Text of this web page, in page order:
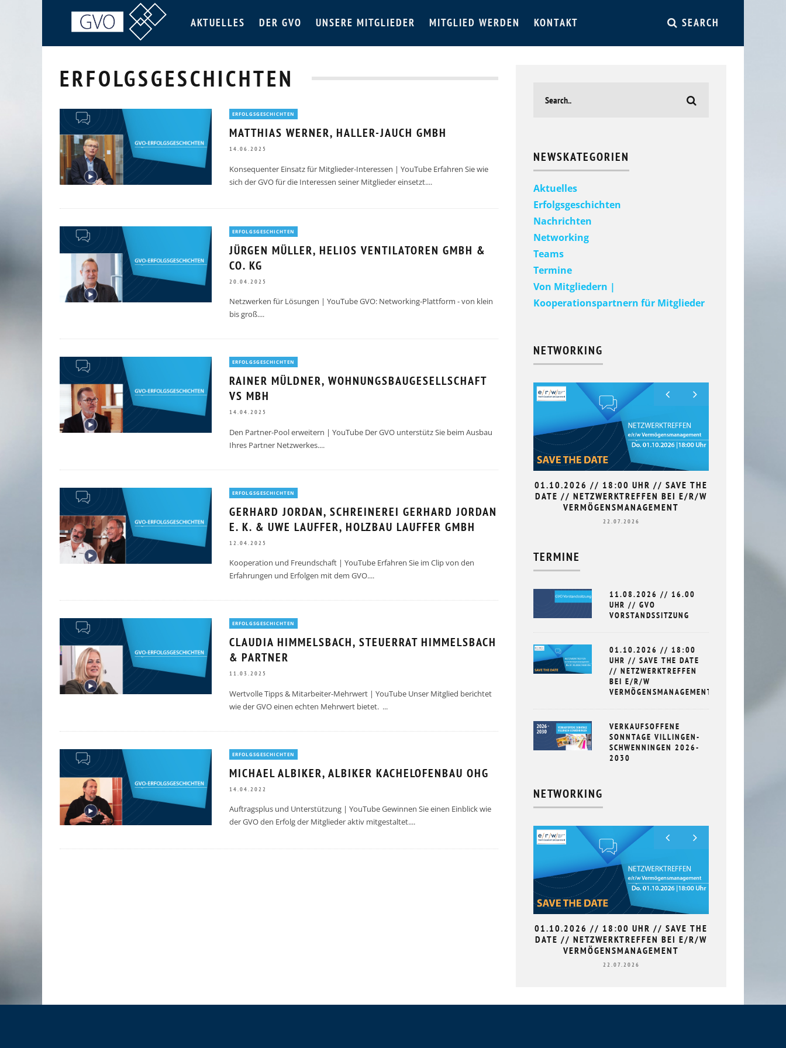
AKTUELLES DER GVO UNSERE MITGLIEDER MITGLIED WERDEN KONTAKT SEARCH
ERFOLGSGESCHICHTEN
ERFOLGSGESCHICHTEN
MATTHIAS WERNER, HALLER-JAUCH GMBH
14.06.2025
Konsequenter Einsatz für Mitglieder-Interessen | YouTube Erfahren Sie wie
sich der GVO für die Interessen seiner Mitglieder einsetzt....
ERFOLGSGESCHICHTEN
JÜRGEN MÜLLER, HELIOS VENTILATOREN GMBH &
CO. KG
20.04.2025
Netzwerken für Lösungen | YouTube GVO: Networking-Plattform - von klein
bis groß....
ERFOLGSGESCHICHTEN
RAINER MÜLDNER, WOHNUNGSBAUGESELLSCHAFT
VS MBH
14.04.2025
Den Partner-Pool erweitern | YouTube Der GVO unterstütz Sie beim Ausbau
Ihres Partner Netzwerkes....
ERFOLGSGESCHICHTEN
GERHARD JORDAN, SCHREINEREI GERHARD JORDAN
E. K. & UWE LAUFFER, HOLZBAU LAUFFER GMBH
12.04.2025
Kooperation und Freundschaft | YouTube Erfahren Sie im Clip von den
Erfahrungen und Erfolgen mit dem GVO....
ERFOLGSGESCHICHTEN
CLAUDIA HIMMELSBACH, STEUERRAT HIMMELSBACH
& PARTNER
11.03.2025
Wertvolle Tipps & Mitarbeiter-Mehrwert | YouTube Unser Mitglied berichtet
wie der GVO einen echten Mehrwert bietet. ...
ERFOLGSGESCHICHTEN
MICHAEL ALBIKER, ALBIKER KACHELOFENBAU OHG
14.04.2022
Auftragsplus und Unterstützung | YouTube Gewinnen Sie einen Einblick wie
der GVO den Erfolg der Mitglieder aktiv mitgestaltet....
NEWSKATEGORIEN
Aktuelles
Erfolgsgeschichten
Nachrichten
Networking
Teams
Termine
Von Mitgliedern |
Kooperationspartnern für Mitglieder
NETWORKING
AOK // 05.03.2026
10.03.2026 20.11.2025
01.10.2026 // 18:00 UHR // SAVE THE
DATE // NETZWERKTREFFEN BEI E/R/W
VERMÖGENSMANAGEMENT
22.07.2026
TERMINE
11.08.2026 // 16.00
UHR // GVO
VORSTANDSSITZUNG
01.10.2026 // 18:00
UHR // SAVE THE DATE
// NETZWERKTREFFEN
BEI E/R/W
VERMÖGENSMANAGEMENT
VERKAUFSOFFENE
SONNTAGE VILLINGEN-
SCHWENNINGEN 2026-
2030
NETWORKING
01.10.2026 // 18:00 UHR // SAVE THE
DATE // NETZWERKTREFFEN BEI E/R/W
VERMÖGENSMANAGEMENT
22.07.2026